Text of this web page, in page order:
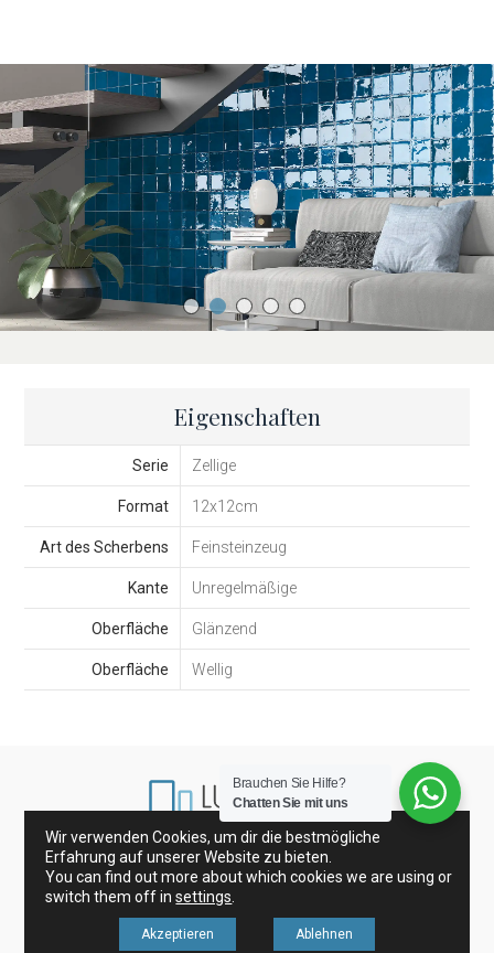
Eigenschaften
Serie Zellige
Format 12x12cm
Art des Scherbens Feinsteinzeug
Kante Unregelmäßige
Oberfläche Glänzend
Oberfläche Wellig
Porzellanfliesen und Wandfliesen
Glasfliesen
Dekoration
Wir verwenden Cookies, um dir die bestmögliche
Erfahrung auf unserer Website zu bieten.
You can find out more about which cookies we are using or
switch them off insettings
Akzeptieren Ablehnen
Brauchen Sie Hilfe?
Chatten Sie mit uns